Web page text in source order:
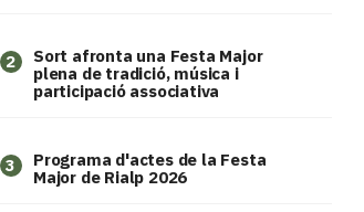
2
Sort afronta una Festa Major
plena de tradició, música i
participació associativa
3
Programa d'actes de la Festa
Major de Rialp 2026